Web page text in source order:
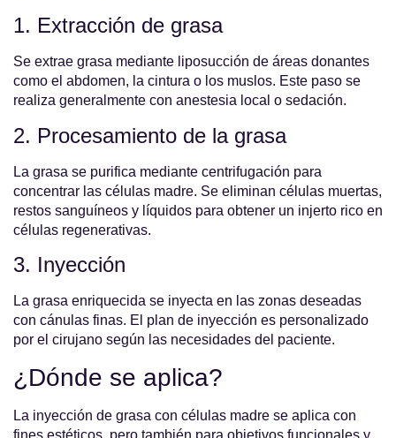
1. Extracción de grasa
Se extrae grasa mediante liposucción de áreas donantes
como el abdomen, la cintura o los muslos. Este paso se
realiza generalmente con anestesia local o sedación.
2. Procesamiento de la grasa
La grasa se purifica mediante centrifugación para
concentrar las células madre. Se eliminan células muertas,
restos sanguíneos y líquidos para obtener un injerto rico en
células regenerativas.
3. Inyección
La grasa enriquecida se inyecta en las zonas deseadas
con cánulas finas. El plan de inyección es personalizado
por el cirujano según las necesidades del paciente.
¿Dónde se aplica?
La inyección de grasa con células madre se aplica con
fines estéticos, pero también para objetivos funcionales y